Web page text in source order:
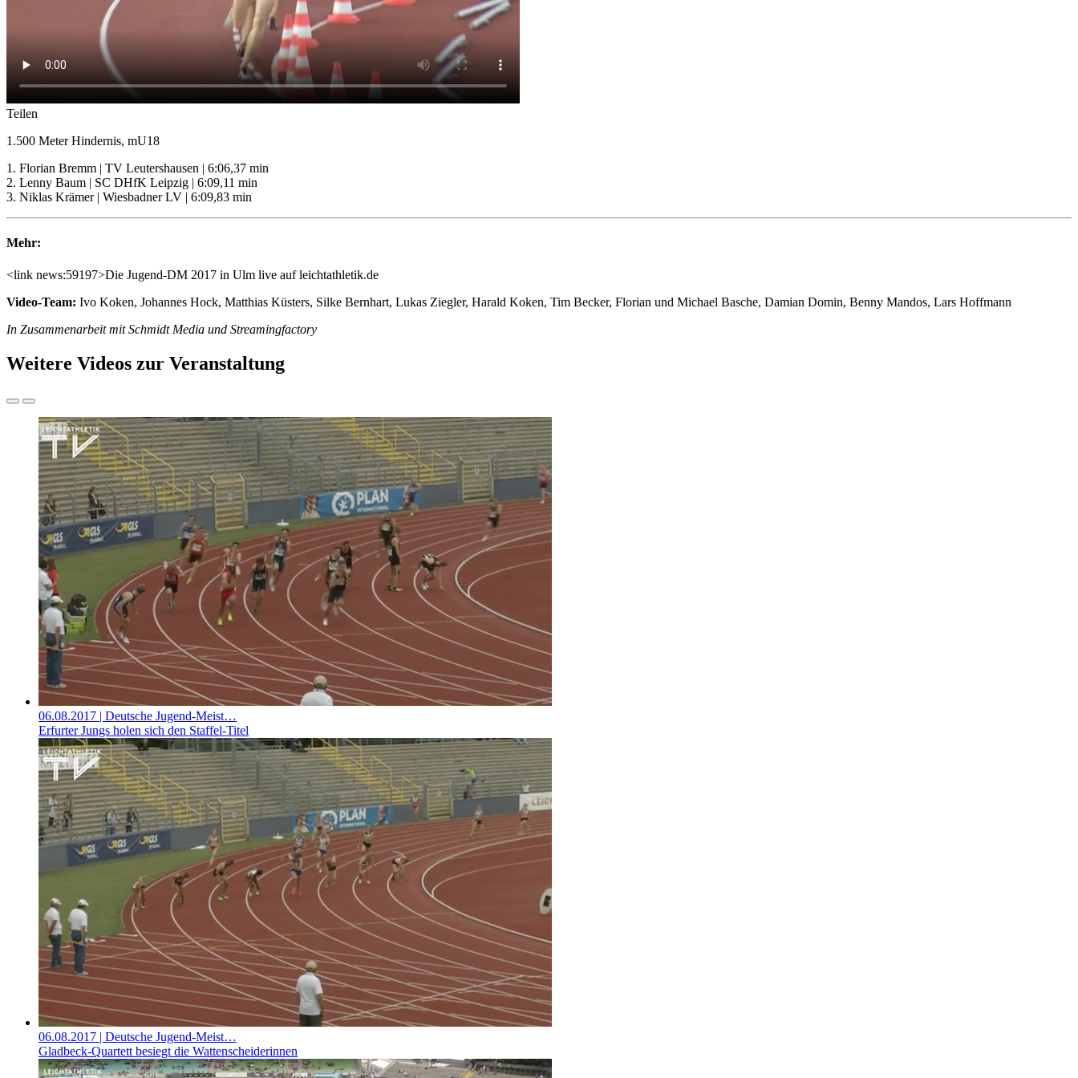
Teilen
1.500 Meter Hindernis, mU18
1. Florian Bremm | TV Leutershausen | 6:06,37 min
2. Lenny Baum | SC DHfK Leipzig | 6:09,11 min
3. Niklas Krämer | Wiesbadner LV | 6:09,83 min
Mehr:
<link news:59197>Die Jugend-DM 2017 in Ulm live auf leichtathletik.de
Video-Team: Ivo Koken, Johannes Hock, Matthias Küsters, Silke Bernhart, Lukas Ziegler, Harald Koken, Tim Becker, Florian und Michael Basche, Damian Domin, Benny Mandos, Lars Hoffmann
In Zusammenarbeit mit Schmidt Media und Streamingfactory
Weitere Videos zur Veranstaltung
06.08.2017 | Deutsche Jugend-Meist…
Erfurter Jungs holen sich den Staffel-Titel
06.08.2017 | Deutsche Jugend-Meist…
Gladbeck-Quartett besiegt die Wattenscheiderinnen